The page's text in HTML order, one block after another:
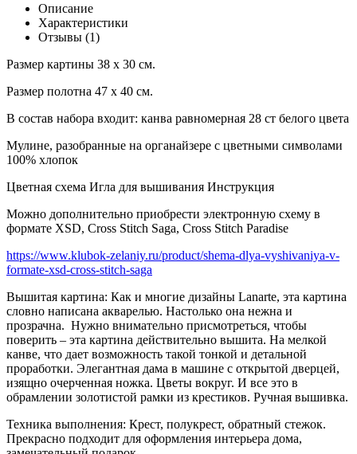
Описание
Характеристики
Отзывы (1)
Размер картины 38 х 30 см.
Размер полотна 47 х 40 см.
В состав набора входит: канва равномерная 28 ст белого цвета
Мулине, разобранные на органайзере с цветными символами
100% хлопок
Цветная схема Игла для вышивания Инструкция
Можно дополнительно приобрести электронную схему в
формате XSD, Cross Stitch Saga, Cross Stitch Paradise
https://www.klubok-zelaniy.ru/product/shema-dlya-vyshivaniya-v-
formate-xsd-cross-stitch-saga
Вышитая картина: Как и многие дизайны Lanarte, эта картина
словно написана акварелью. Настолько она нежна и
прозрачна. Нужно внимательно присмотреться, чтобы
поверить – эта картина действительно вышита. На мелкой
канве, что дает возможность такой тонкой и детальной
проработки. Элегантная дама в машине с открытой дверцей,
изящно очерченная ножка. Цветы вокруг. И все это в
обрамлении золотистой рамки из крестиков. Ручная вышивка.
Техника выполнения: Крест, полукрест, обратный стежок.
Прекрасно подходит для оформления интерьера дома,